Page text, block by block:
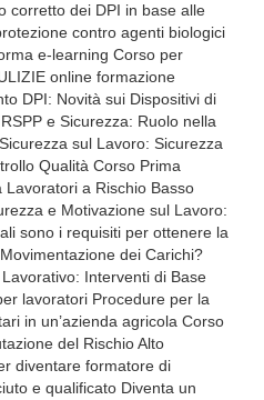
corretto dei DPI in base alle
contro agenti biologici
e-learning Corso per
online formazione
DPI: Novità sui Dispositivi di
e Sicurezza: Ruolo nella
sul Lavoro: Sicurezza
Qualità Corso Prima
a Rischio Basso
e Motivazione sul Lavoro:
sono i requisiti per ottenere la
dei Carichi?
Interventi di Base
lavoratori Procedure per la
in un’azienda agricola Corso
del Rischio Alto
diventare formatore di
e qualificato Diventa un